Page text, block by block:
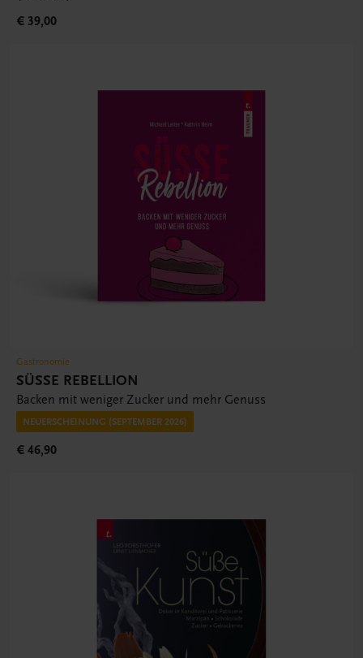
€ 39,00
Gastronomie
SÜSSE REBELLION
Backen mit weniger Zucker und mehr Genuss
NEUERSCHEINUNG (SEPTEMBER 2026)
€ 46,90